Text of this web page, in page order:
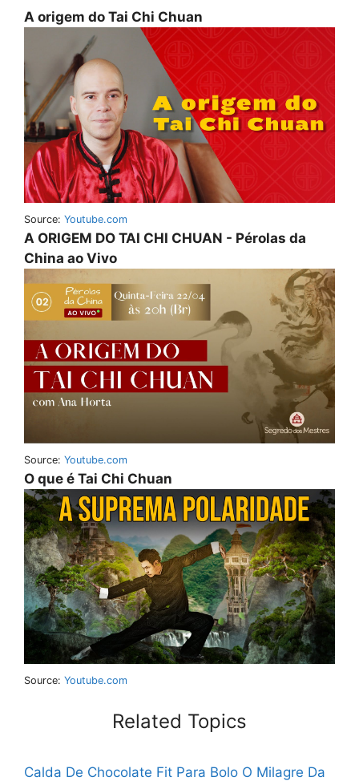
A origem do Tai Chi Chuan
Source: Youtube.com
A ORIGEM DO TAI CHI CHUAN - Pérolas da
China ao Vivo
Source: Youtube.com
O que é Tai Chi Chuan
Source: Youtube.com
Related Topics
Calda De Chocolate Fit Para Bolo O Milagre Da